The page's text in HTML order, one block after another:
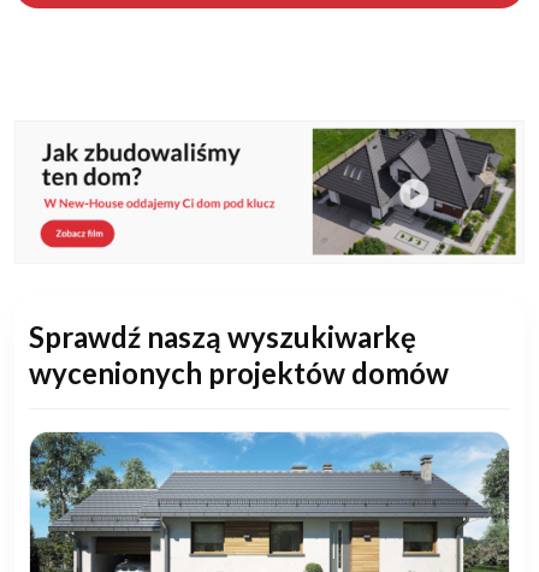
Sprawdź naszą wyszukiwarkę
wycenionych projektów domów